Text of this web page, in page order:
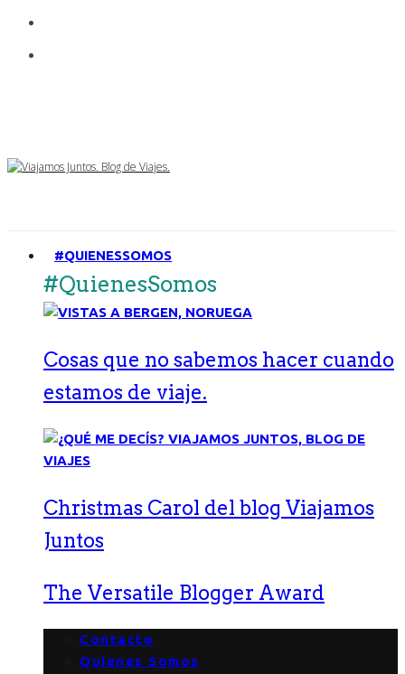
#QUIENESSOMOS
#QuienesSomos
Cosas que no sabemos hacer cuando
estamos de viaje.
Christmas Carol del blog Viajamos
Juntos
The Versatile Blogger Award
Contacto
Quienes Somos